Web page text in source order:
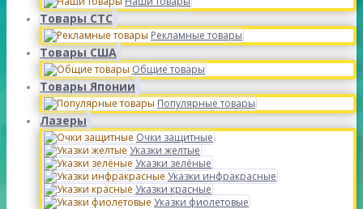
Товары СТС
Рекламные товары
Товары США
Общие товары
Товары Японии
Популярные товары
Лазеры
Очки защитные
Указки желтые
Указки зелёные
Указки инфракрасные
Указки красные
Указки фиолетовые